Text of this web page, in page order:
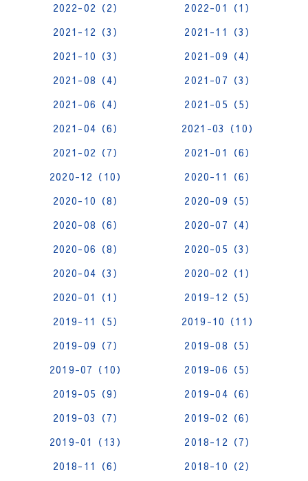
2022-02（2）
2022-01（1）
2021-12（3）
2021-11（3）
2021-10（3）
2021-09（4）
2021-08（4）
2021-07（3）
2021-06（4）
2021-05（5）
2021-04（6）
2021-03（10）
2021-02（7）
2021-01（6）
2020-12（10）
2020-11（6）
2020-10（8）
2020-09（5）
2020-08（6）
2020-07（4）
2020-06（8）
2020-05（3）
2020-04（3）
2020-02（1）
2020-01（1）
2019-12（5）
2019-11（5）
2019-10（11）
2019-09（7）
2019-08（5）
2019-07（10）
2019-06（5）
2019-05（9）
2019-04（6）
2019-03（7）
2019-02（6）
2019-01（13）
2018-12（7）
2018-11（6）
2018-10（2）